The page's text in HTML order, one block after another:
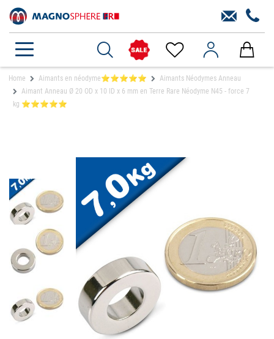
Home Aimants en néodyme⭐⭐⭐⭐⭐
Aimants Néodymes Anneau
Aimant Anneau Ø 20 OD x 10 ID x 6 mm en Terre Rare Néodyme N45 - force 7
kg ⭐⭐⭐⭐⭐